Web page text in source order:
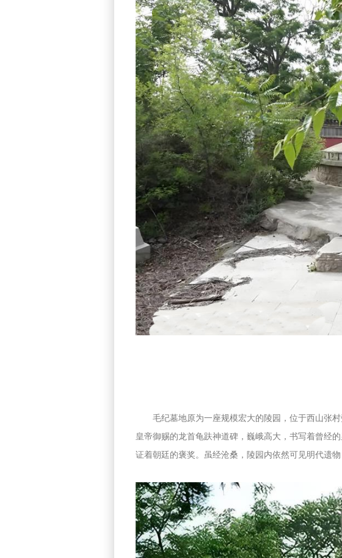
毛纪墓地原为一座规模宏大的陵园，位于西山张
皇帝御赐的龙首龟趺神道碑，巍峨高大，书写着曾经
证着朝廷的褒奖。虽经沧桑，陵园内依然可见明代遗